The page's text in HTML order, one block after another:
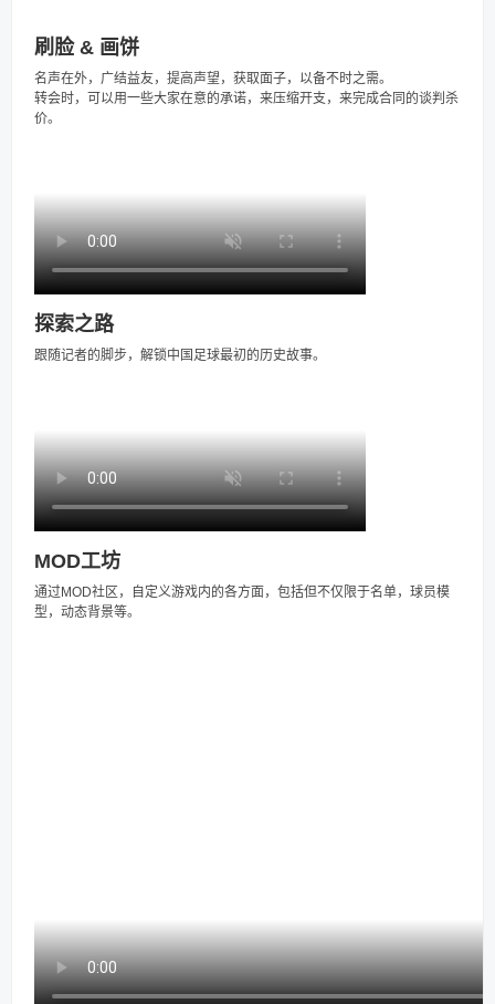
刷脸 & 画饼
名声在外，广结益友，提高声望，获取面子，以备不时之需。
转会时，可以用一些大家在意的承诺，来压缩开支，来完成合同的谈判杀
价。
探索之路
跟随记者的脚步，解锁中国足球最初的历史故事。
MOD工坊
通过MOD社区，自定义游戏内的各方面，包括但不仅限于名单，球员模
型，动态背景等。